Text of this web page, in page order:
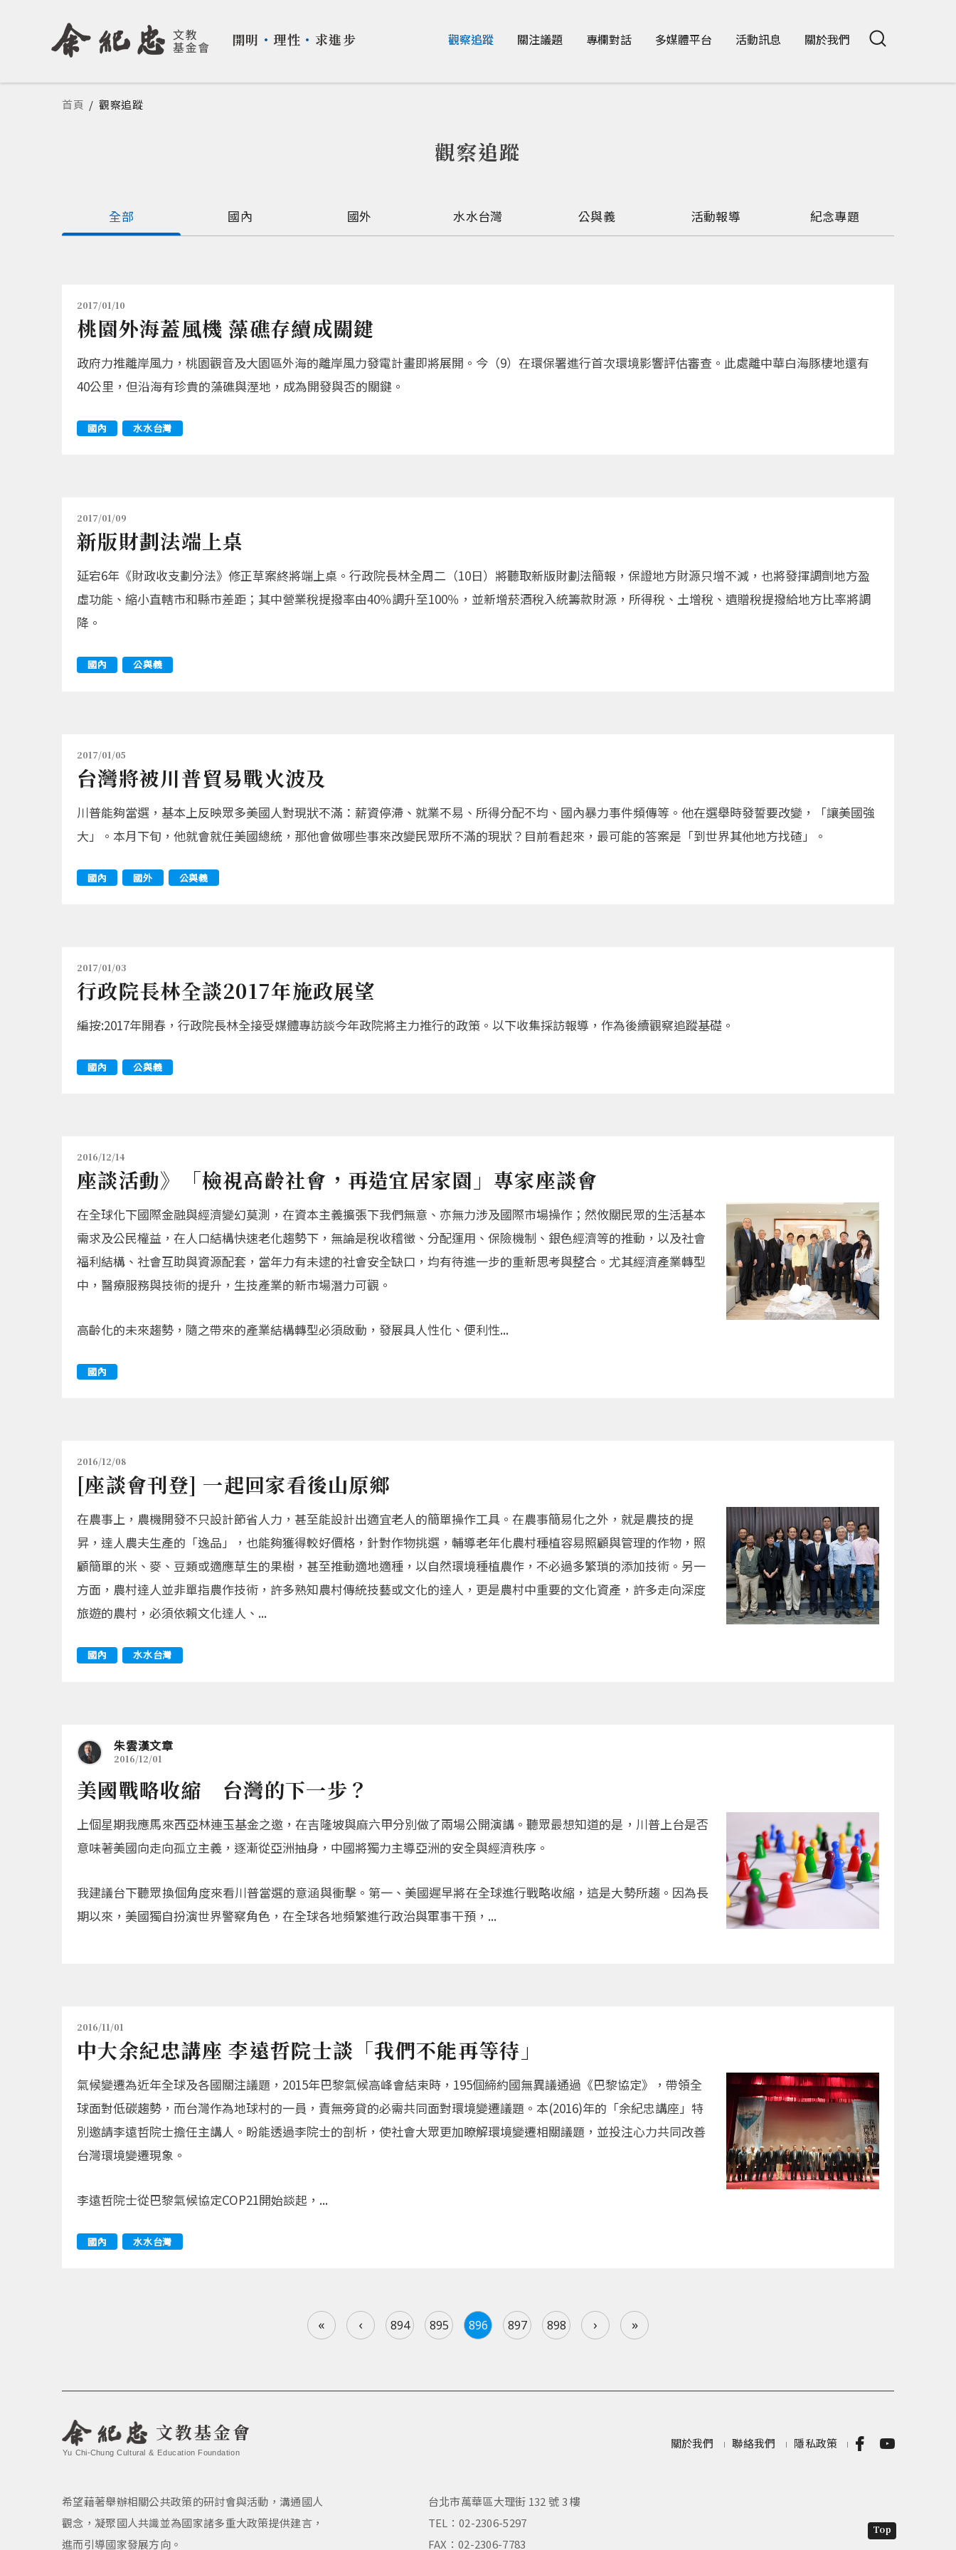
開明 ・ 理性 ・ 求進步 觀察追蹤 關注議題 專欄對話 多媒體平台 活動訊息 關於我們
您在這裡
首頁 / 觀察追蹤
觀察追蹤
全部 國內 國外 水水台灣 公與義 活動報導 紀念專題
2017/01/10
桃園外海蓋風機 藻礁存續成關鍵
政府力推離岸風力，桃園觀音及大園區外海的離岸風力發電計畫即將展開。今（9）在環保署進行首次環境影響評估審查。此處離中華白海豚棲地還有
40公里，但沿海有珍貴的藻礁與溼地，成為開發與否的關鍵。
國內 水水台灣
2017/01/09
新版財劃法端上桌
延宕6年《財政收支劃分法》修正草案終將端上桌。行政院長林全周二（10日）將聽取新版財劃法簡報，保證地方財源只增不減，也將發揮調劑地方盈
虛功能、縮小直轄市和縣市差距；其中營業稅提撥率由40％調升至100％，並新增菸酒稅入統籌款財源，所得稅、土增稅、遺贈稅提撥給地方比率將調
降。
國內 公與義
2017/01/05
台灣將被川普貿易戰火波及
川普能夠當選，基本上反映眾多美國人對現狀不滿：薪資停滯、就業不易、所得分配不均、國內暴力事件頻傳等。他在選舉時發誓要改變，「讓美國強
大」。本月下旬，他就會就任美國總統，那他會做哪些事來改變民眾所不滿的現狀？目前看起來，最可能的答案是「到世界其他地方找碴」。
國內 國外 公與義
2017/01/03
行政院長林全談2017年施政展望
編按:2017年開春，行政院長林全接受媒體專訪談今年政院將主力推行的政策。以下收集採訪報導，作為後續觀察追蹤基礎。
國內 公與義
2016/12/14
座談活動》「檢視高齡社會，再造宜居家園」專家座談會
在全球化下國際金融與經濟變幻莫測，在資本主義擴張下我們無意、亦無力涉及國際市場操作；然攸關民眾的生活基本
需求及公民權益，在人口結構快速老化趨勢下，無論是稅收稽徵、分配運用、保險機制、銀色經濟等的推動，以及社會
福利結構、社會互助與資源配套，當年力有未逮的社會安全缺口，均有待進一步的重新思考與整合。尤其經濟產業轉型
中，醫療服務與技術的提升，生技產業的新市場潛力可觀。
高齡化的未來趨勢，隨之帶來的產業結構轉型必須啟動，發展具人性化、便利性...
國內
2016/12/08
[座談會刊登] 一起回家看後山原鄉
在農事上，農機開發不只設計節省人力，甚至能設計出適宜老人的簡單操作工具。在農事簡易化之外，就是農技的提
昇，達人農夫生產的「逸品」，也能夠獲得較好價格，針對作物挑選，輔導老年化農村種植容易照顧與管理的作物，照
顧簡單的米、麥、豆類或適應草生的果樹，甚至推動適地適種，以自然環境種植農作，不必過多繁瑣的添加技術。另一
方面，農村達人並非單指農作技術，許多熟知農村傳統技藝或文化的達人，更是農村中重要的文化資產，許多走向深度
旅遊的農村，必須依賴文化達人、...
國內 水水台灣
朱雲漢文章
2016/12/01
美國戰略收縮 台灣的下一步？
上個星期我應馬來西亞林連玉基金之邀，在吉隆坡與麻六甲分別做了兩場公開演講。聽眾最想知道的是，川普上台是否
意味著美國向走向孤立主義，逐漸從亞洲抽身，中國將獨力主導亞洲的安全與經濟秩序。
我建議台下聽眾換個角度來看川普當選的意涵與衝擊。第一、美國遲早將在全球進行戰略收縮，這是大勢所趨。因為長
期以來，美國獨自扮演世界警察角色，在全球各地頻繁進行政治與軍事干預，...
2016/11/01
中大余紀忠講座 李遠哲院士談「我們不能再等待」
氣候變遷為近年全球及各國關注議題，2015年巴黎氣候高峰會結束時，195個締約國無異議通過《巴黎協定》，帶領全
球面對低碳趨勢，而台灣作為地球村的一員，責無旁貸的必需共同面對環境變遷議題。本(2016)年的「余紀忠講座」特
別邀請李遠哲院士擔任主講人。盼能透過李院士的剖析，使社會大眾更加瞭解環境變遷相關議題，並投注心力共同改善
台灣環境變遷現象。
李遠哲院士從巴黎氣候協定COP21開始談起，...
國內 水水台灣
« ‹ 894 895 896 897 898 › »
文教基金會
Yu Chi-Chung Cultural & Education Foundation
關於我們 聯絡我們 隱私政策
希望藉著舉辦相關公共政策的研討會與活動，溝通國人
觀念，凝聚國人共識並為國家諸多重大政策提供建言，
進而引導國家發展方向。
台北市萬華區大理街 132 號 3 樓
TEL：02-2306-5297
FAX：02-2306-7783
Top